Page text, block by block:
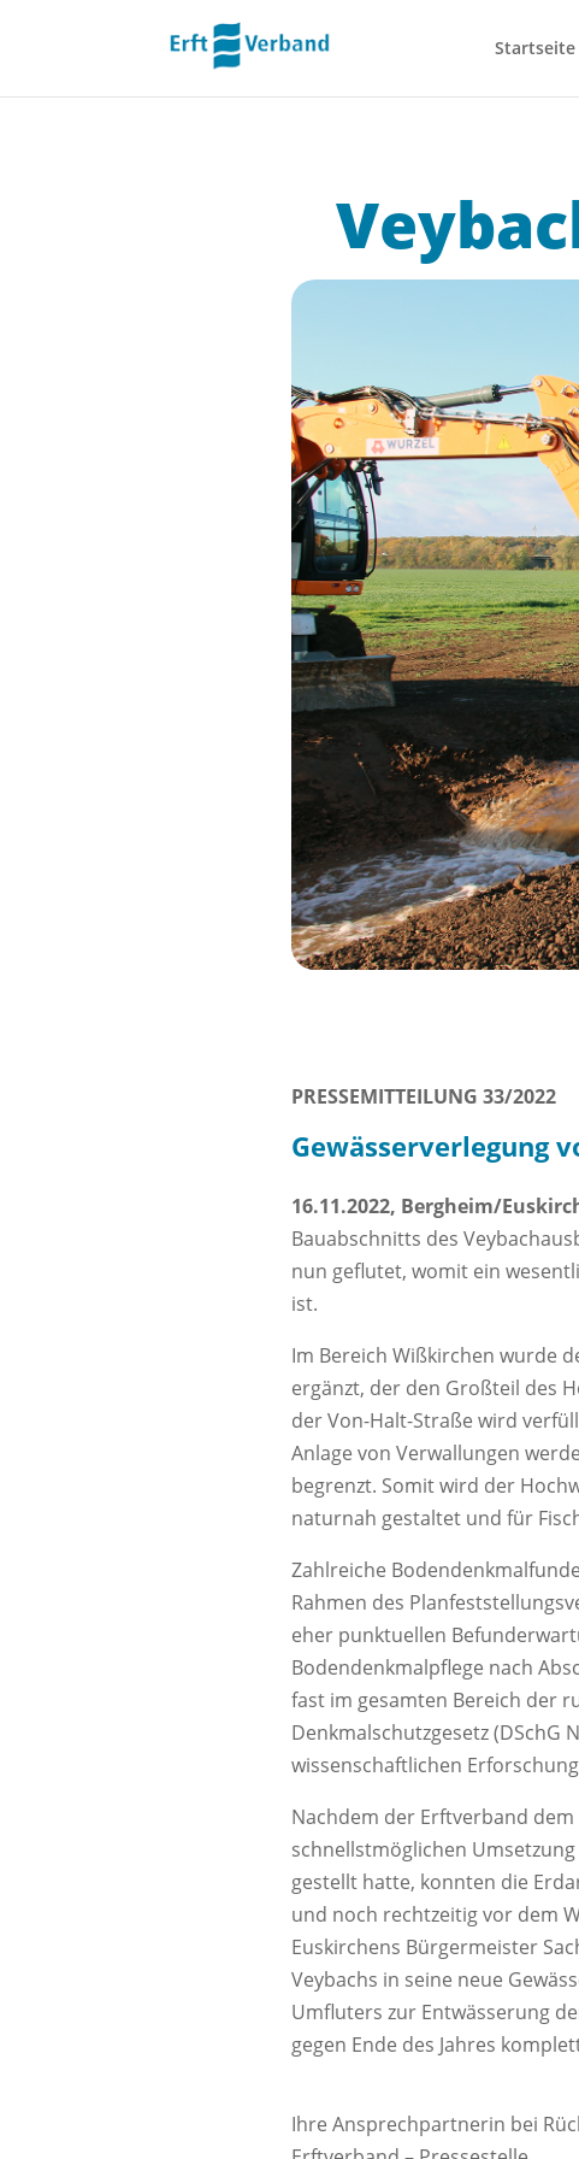
Startseite
PRESSEMITTEILUNG 33/2022
Gewässerverlegung
16.11.2022, Bergheim/
Bauabschnitts des
nun geflutet, womit ein
ist.
Im Bereich Wißkirchen wurde
ergänzt, der den Großteil des
der Von-Halt-Straße wird
Anlage von Verwallungen
begrenzt. Somit wird der
naturnah gestaltet und für
Zahlreiche
Rahmen des
eher punktuellen
Bodendenkmalpflege nach
fast im gesamten Bereich der
Denkmalschutzgesetz (DSchG
wissenschaftlichen
Nachdem der Erftverband
schnellstmöglichen
gestellt hatte, konnten die
und noch rechtzeitig vor dem
Euskirchens Bürgermeister
Veybachs in seine neue
Umfluters zur Entwässerung
gegen Ende des Jahres
Ihre Ansprechpartnerin bei